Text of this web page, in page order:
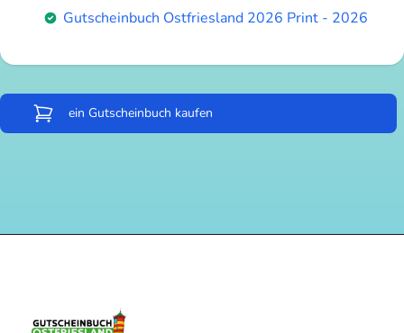
Gutscheinbuch Ostfriesland 2026 Print - 2026
ein Gutscheinbuch kaufen